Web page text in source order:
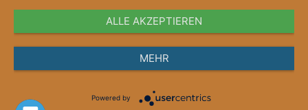
ALLE AKZEPTIEREN
MEHR
Powered by